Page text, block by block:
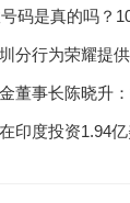
码是真的吗？
分行为荣耀提
董事长陈晓升
印度投资1.94